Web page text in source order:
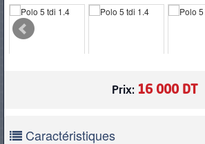
Prix: 16 000 DT
Caractéristiques